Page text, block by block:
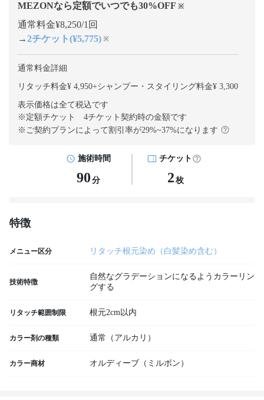
MEZONなら定額でいつでも30%OFF ※
通常料金¥8,250/1回
→2チケット(¥5,775) ※
通常料金詳細
リタッチ料金¥ 4,950+シャンプー・スタイリング料金¥ 3,300
表示価格は全て税込です
※定額チケット 4チケット契約時の金額です
※ご契約プランによって割引率が29%~37%になります
施術時間
90 分
チケット
2 枚
特徴
メニュー区分 リタッチ根元染め（白髪染め含む）
技術特徴
自然なグラデーションになるようカラーリン
グする
リタッチ範囲制限 根元2cm以内
カラー剤の種類 通常（アルカリ）
カラー商材 オルディーブ（ミルボン）